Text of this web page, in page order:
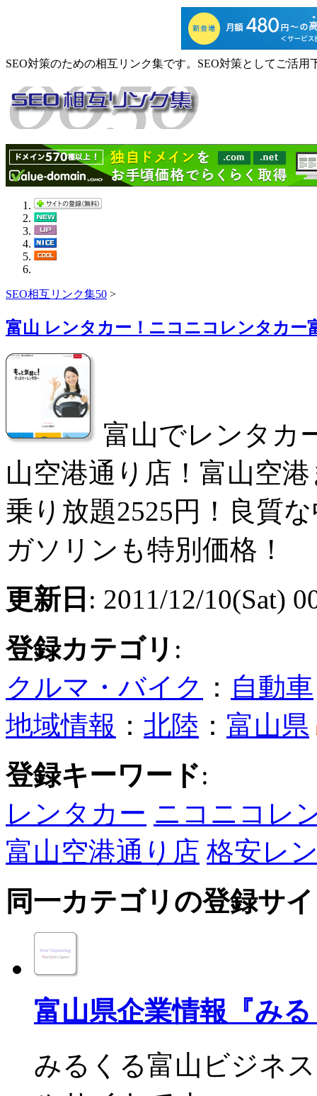
SEO対策のための相互リンク集です。SEO対策としてご活用
SEO相互リンク集50 >
富山 レンタカー！ニコニコレンタカー
富山でレンタカ
山空港通り店！富山空
乗り放題2525円！良質
ガソリンも特別価格！
更新日 : 2011/12/10(Sat)
登録カテゴリ :
クルマ・バイク ： 自動車
地域情報 ： 北陸 ： 富山県
登録キーワード:
レンタカー ニコニコレ
富山空港通り店 格安レ
同一カテゴリの登録サ
富山県企業情報『み
みるくる富山ビジネ